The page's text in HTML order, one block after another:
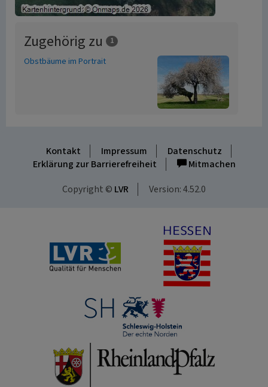
Zugehörig zu 1
Obstbäume im Portrait
Kontakt Impressum
Datenschutz
Erklärung zur Barrierefreiheit
Mitmachen
Copyright © LVR Version: 4.52.0